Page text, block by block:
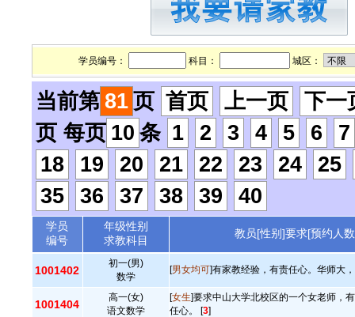
学员编号： 科目： 城区：
当前第 81 页 首页 上一页
下一
页 每页 10 条 1 2 3 4 5 6
7
18
19 20 21 22 23 24
25
35
36 37 38 39 40
学员
编号
年级性别
求教科目
教员[性别]要求[预约人
1001402
初一(男)
数学
[男女均可]有家教经验，有责任心。华师大
1001404
高一(女)
语文数学
[女生]要求中山大学北校区的一个女老师，
任心。 [3]